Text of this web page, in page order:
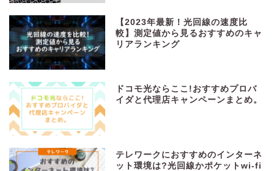
【2023年最新！光回線の速度比
較】測定値から見るおすすめのキャ
リアランキング
ドコモ光ならここ!おすすめプロバ
イダと代理店キャンペーンまとめ。
テレワークにおすすめのインターネ
ット環境は?光回線かポケットwi-fi